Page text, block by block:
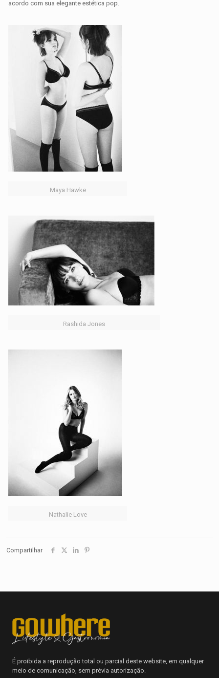
acordo com sua elegante estética pop.
Maya Hawke
Rashida Jones
Nathalie Love
Compartilhar
É proibida a reprodução total ou parcial deste website, em qualquer
meio de comunicação, sem prévia autorização.